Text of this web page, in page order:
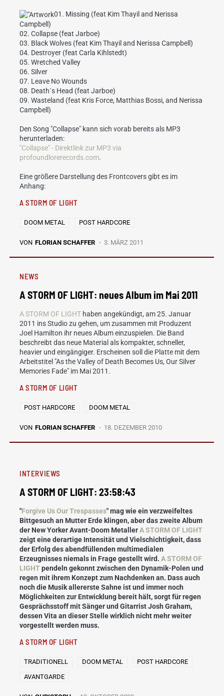
01. Missing (feat Kim Thayil and Nerissa
Campbell)
02. Collapse (feat Jarboe)
03. Black Wolves (feat Kim Thayil and Nerissa Campbell)
04. Destroyer (feat Carla Kihlstedt)
05. Wretched Valley
06. Silver
07. Leave No Wounds
08. Death´s Head (feat Jarboe)
09. Wasteland (feat Kris Force, Matthias Bossi, and Nerissa
Campbell)
Den Song "Collapse" kann sich vorab bereits als MP3
herunterladen:
"Collapse" - Direktlink zur MP3 via
profoundlorerecords.com.
Eine größere Darstellung des Frontcovers gibt es im
Anhang:
A STORM OF LIGHT
DOOM METAL POST HARDCORE
VON FLORIAN SCHAFFER 3. MÄRZ 2011
NEWS
A STORM OF LIGHT: neues Album im Mai 2011
A STORM OF LIGHT haben angekündigt, am 25. Januar
2011 ins Studio zu gehen, um zusammen mit Produzent
Joel Hamilton ihr neues Album einzuspielen. Die Band
beschreibt das neue Material als kompakter, schneller,
heavier und eingängiger. Erscheinen soll die Platte mit dem
Arbeitstitel "As the Valley of Death Becomes Us, Our Silver
Memories Fade" im Mai 2011.
A STORM OF LIGHT
POST HARDCORE DOOM METAL
VON FLORIAN SCHAFFER 18. DEZEMBER 2010
INTERVIEWS
A STORM OF LIGHT: 23:58:43
"Forgive Us Our Trespasses" mag wie ein verzweifeltes
Bittgesuch an Mutter Erde klingen, aber das zweite Album
der New Yorker Avant-Doom MetallerA STORM OF LIGHT
zeigt eine derartige Intensität und Vielschichtigkeit, dass
der Erfolg des abendfüllenden multimedialen
Erzeugnisses niemals in Frage gestellt wird. A STORM OF
LIGHTpendeln gekonnt zwischen den Dynamik-Polen und
regen mit ihrem Konzept zum Nachdenken an. Dass auch
noch die Musik allererste Sahne ist und immer noch
Möglichkeiten zur Entwicklung bereit hält, sorgt für regen
Gesprächsstoff mit Sänger und Gitarrist Josh Graham,
dessen Vita an dieser Stelle wirklich nicht mehr weiter
vorgestellt werden muss.
A STORM OF LIGHT
TRADITIONELL DOOM METAL
POST HARDCORE
AVANTGARDE